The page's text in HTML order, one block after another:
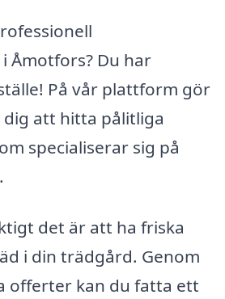
Åmotfors? Du har
På vår plattform gör
att hitta pålitliga
specialiserar sig på
det är att ha friska
i din trädgård. Genom
offerter kan du fatta ett